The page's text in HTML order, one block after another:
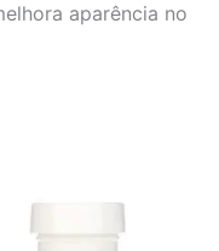
aparência no